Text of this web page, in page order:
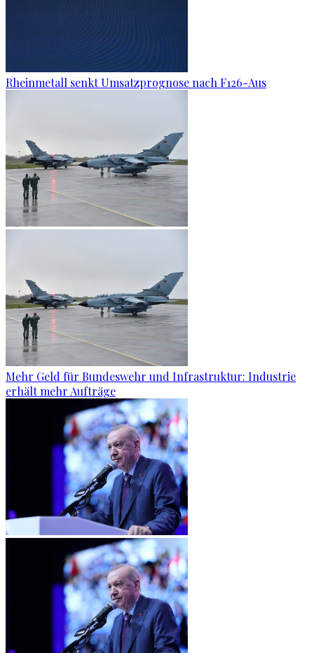
Rheinmetall senkt Umsatzprognose nach F126-Aus
Mehr Geld für Bundeswehr und Infrastruktur: Industrie
erhält mehr Aufträge